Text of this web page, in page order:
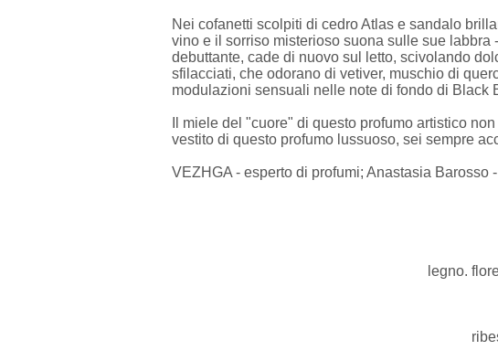
Nei cofanetti scolpiti di cedro Atlas e sandalo
vino e il sorriso misterioso suona sulle sue labbra
debuttante, cade di nuovo sul letto, scivolando
sfilacciati, che odorano di vetiver, muschio di
modulazioni sensuali nelle note di fondo di Black
Il miele del "cuore" di questo profumo artistico
vestito di questo profumo lussuoso, sei sempre
VEZHGA - esperto di profumi; Anastasia Barosso
legno.